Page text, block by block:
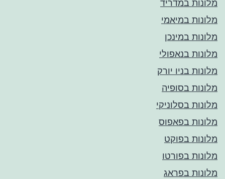
מלונות במדריד
מלונות במיאמי
מלונות במינכן
מלונות בנאפולי
מלונות בניו יורק
מלונות בסופיה
מלונות בסלוניקי
מלונות בפאפוס
מלונות בפוקט
מלונות בפורטו
מלונות בפראג